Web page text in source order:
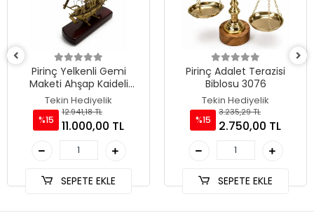
Pirinç Yelkenli Gemi
Maketi Ahşap Kaideli
Nı6616
Tekin Hediyelik
%15
12.941,18 TL
11.000,00 TL
SEPETE EKLE
Pirinç Adalet Terazisi
Biblosu 3076
Tekin Hediyelik
%15
3.235,29 TL
2.750,00 TL
SEPETE EKLE